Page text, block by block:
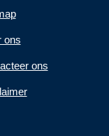
ons
ons